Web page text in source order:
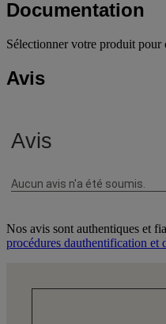
Documentation
Sélectionner votre produit pour
Avis
Nos avis sont authentiques et
procédures dauthentification et